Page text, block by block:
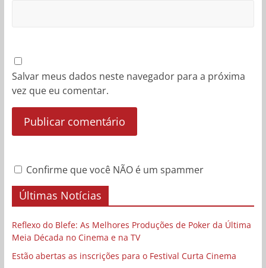
Salvar meus dados neste navegador para a próxima
vez que eu comentar.
Confirme que você NÃO é um spammer
Últimas Notícias
Reflexo do Blefe: As Melhores Produções de Poker da Última
Meia Década no Cinema e na TV
Estão abertas as inscrições para o Festival Curta Cinema